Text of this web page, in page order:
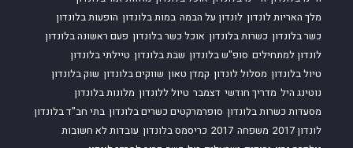
מלך האריות לונדון לונדון על הבמה במות בלונדון הופעות בלונדון
כשר בלונדון כשרות בלונדון אוכל כשר בלונדון פעם ראשונה בלונדון
לונדון למתחילים סופ"ש בלונדון שבת בלונדון טיילתי בלונדון
טיול בלונדון מסלול לונדון קמדן טאון שווקים בלונדון שוק בלונדון
נוטינג היל מדריך חודשי דצמבר טיול ללונדון מלונות בלונדון
מסעדות כשרות בלונדון סופרמרקטים כשרים בלונדון בתי חב"ד בלונדון
לונדון 2017
משפחה 2017 כריסמס בלונדון עובדות לא חשובות